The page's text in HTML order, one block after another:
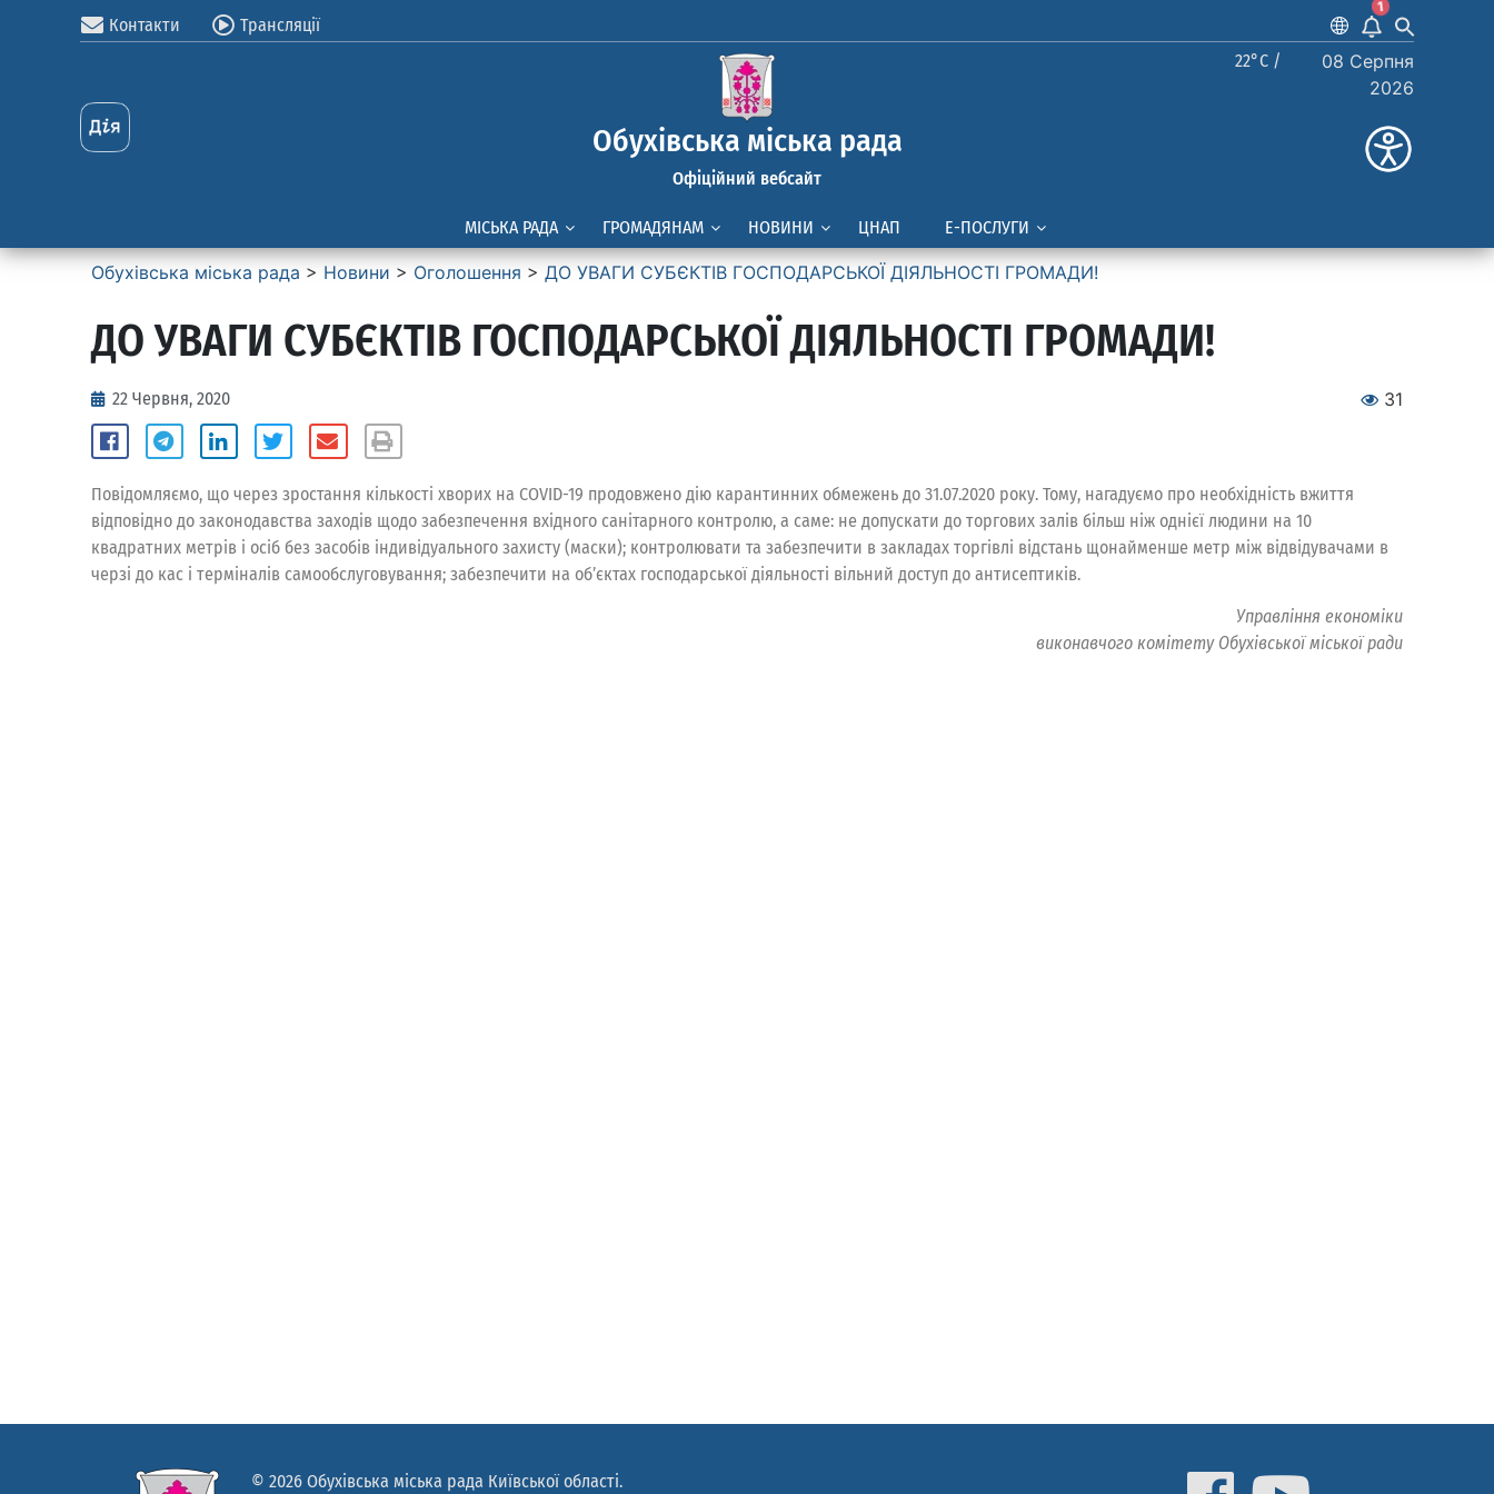
Контакти Трансляції 1
Обухівська міська рада
Офіційний вебсайт
22°C /
08 Серпня
2026
МІСЬКА РАДА ГРОМАДЯНАМ НОВИНИ ЦНАП Е-ПОСЛУГИ
Обухівська міська рада > Новини > Оголошення > ДО УВАГИ СУБЄКТІВ ГОСПОДАРСЬКОЇ ДІЯЛЬНОСТІ ГРОМАДИ!
ДО УВАГИ СУБЄКТІВ ГОСПОДАРСЬКОЇ ДІЯЛЬНОСТІ ГРОМАДИ!
22 Червня, 2020 31
Повідомляємо, що через зростання кількості хворих на COVID-19 продовжено дію карантинних обмежень до 31.07.2020 року. Тому, нагадуємо про необхідність вжиття
відповідно до законодавства заходів щодо забезпечення вхідного санітарного контролю, а саме: не допускати до торгових залів більш ніж однієї людини на 10
квадратних метрів і осіб без засобів індивідуального захисту (маски); контролювати та забезпечити в закладах торгівлі відстань щонайменше метр між відвідувачами в
черзі до кас і терміналів самообслуговування; забезпечити на об’єктах господарської діяльності вільний доступ до антисептиків.
Управління економіки
виконавчого комітету Обухівської міської ради
© 2026 Обухівська міська рада Київської області.